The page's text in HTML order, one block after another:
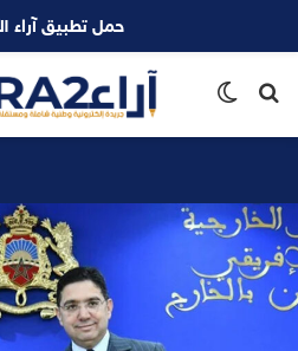
بحث
حمل تطبيق آراء